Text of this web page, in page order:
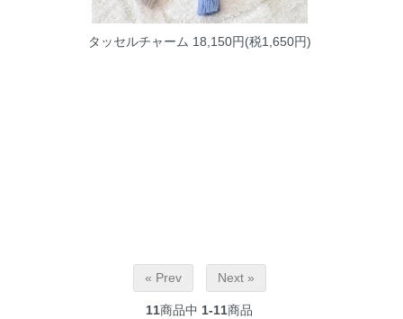
タッセルチャーム 18,150円(税1,650円)
« Prev Next »
11商品中 1-11商品